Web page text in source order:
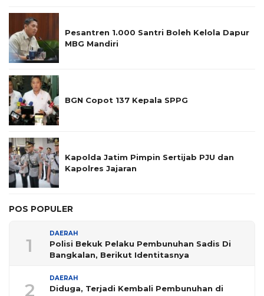
Pesantren 1.000 Santri Boleh Kelola Dapur
MBG Mandiri
BGN Copot 137 Kepala SPPG
Kapolda Jatim Pimpin Sertijab PJU dan
Kapolres Jajaran
POS POPULER
1
DAERAH
Polisi Bekuk Pelaku Pembunuhan Sadis Di
Bangkalan, Berikut Identitasnya
2
DAERAH
Diduga, Terjadi Kembali Pembunuhan di